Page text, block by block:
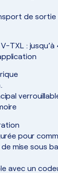
de sortie
TXL :
pour
mise sous
avec un